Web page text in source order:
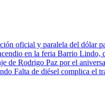
oficial y paralela del dólar
Falta de diésel complica el